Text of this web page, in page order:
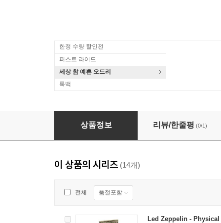
한정 수량 할인전
퍼스트 라이드
세상 참 예쁜 오드리
룩백
Led Zeppelin - Houses Of The Holy [LP]
상품정보 리뷰/한줄평 (0/1)
이 상품의 시리즈 (14개)
전체 품절포함
Led Zeppelin -